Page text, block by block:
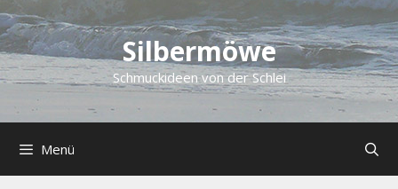
Zum
Inhalt
springen
Silbermöwe
Schmuckideen von der Schlei
Menü